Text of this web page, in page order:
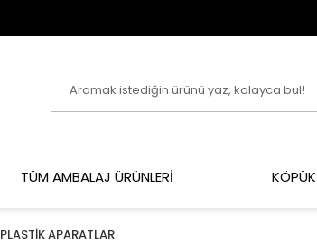
TÜM AMBALAJ ÜRÜNLERİ
PLASTİK APARATLAR